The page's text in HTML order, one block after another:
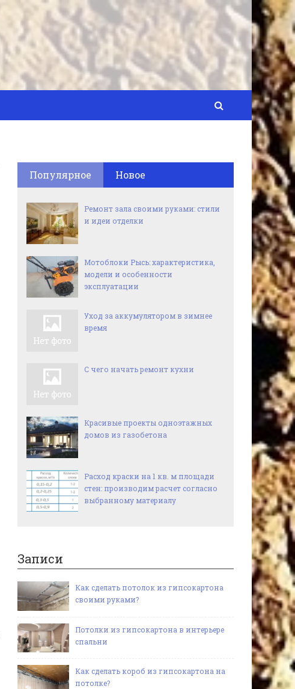
Популярное Новое
Ремонт зала своими руками: стили
и идеи отделки
Мотоблоки Рысь: характеристика,
модели и особенности
эксплуатации
Уход за аккумулятором в зимнее
время
С чего начать ремонт кухни
Красивые проекты одноэтажных
домов из газобетона
Расход краски на 1 кв. м площади
стен: производим расчет согласно
выбранному материалу
Записи
Как сделать потолок из гипсокартона
своими руками?
Потолки из гипсокартона в интерьере
спальни
Как сделать короб из гипсокартона на
потолке?